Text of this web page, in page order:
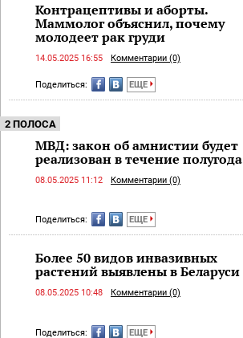
Контрацептивы и аборты.
Маммолог объяснил, почему
молодеет рак груди
14.05.2025 16:55 Комментарии (0)
Поделиться: ЕЩЕ
2 ПОЛОСА
МВД: закон об амнистии будет
реализован в течение полугода
08.05.2025 11:12 Комментарии (0)
Поделиться: ЕЩЕ
Более 50 видов инвазивных
растений выявлены в Беларуси
08.05.2025 10:48 Комментарии (0)
Поделиться: ЕЩЕ